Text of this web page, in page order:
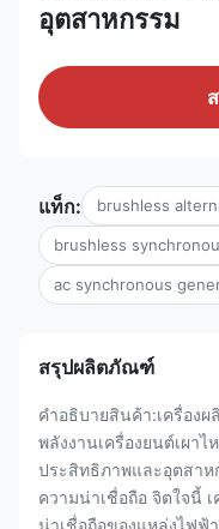
อุตสาหกรรม
แท็ก: brushless
brushless
ac synchronous
สรุปผลิตภัณฑ์
คําอธิบายสินค้า:เครื่องผ
พลังงานเครื่องยนต์เผา
ประสิทธิภาพและอุตสาห
ความน่าเชื่อถือ จิตใจนี้
น่าเชื่อถือของแหล่งไฟฟ้